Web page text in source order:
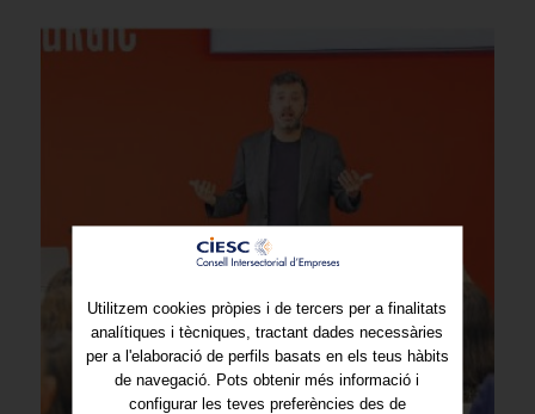
Utilitzem cookies pròpies i de tercers per a finalitats
analítiques i tècniques, tractant dades necessàries
per a l'elaboració de perfils basats en els teus hàbits
de navegació. Pots obtenir més informació i
configurar les teves preferències des de